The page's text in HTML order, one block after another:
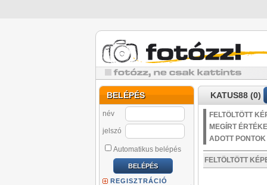
BELÉPÉS
név
jelszó
Automatikus belépés
REGISZTRÁCIÓ
KATUS88 (0)
FELTÖLTÖTT
MEGÍRT
ADOTT
FELTÖLTÖTT